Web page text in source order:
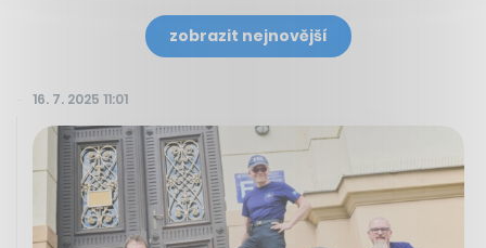
zobrazit nejnovější
16. 7. 2025 11:01